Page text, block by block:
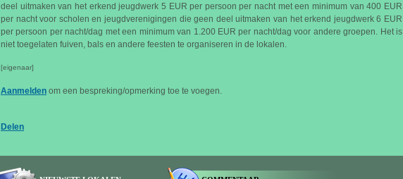
deel uitmaken van het erkend jeugdwerk 5 EUR per persoon per nacht met een minimum van 400 EUR
per nacht voor scholen en jeugdverenigingen die geen deel uitmaken van het erkend jeugdwerk 6 EUR
per persoon per nacht/dag met een minimum van 1.200 EUR per nacht/dag voor andere groepen. Het is
niet toegelaten fuiven, bals en andere feesten te organiseren in de lokalen.
[eigenaar]
Aanmelden om een bespreking/opmerking toe te voegen.
Delen